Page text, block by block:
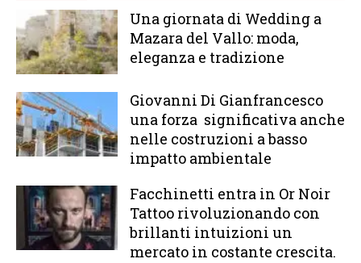
Una giornata di Wedding a
Mazara del Vallo: moda,
eleganza e tradizione
Giovanni Di Gianfrancesco
una forza significativa anche
nelle costruzioni a basso
impatto ambientale
Facchinetti entra in Or Noir
Tattoo rivoluzionando con
brillanti intuizioni un
mercato in costante crescita.